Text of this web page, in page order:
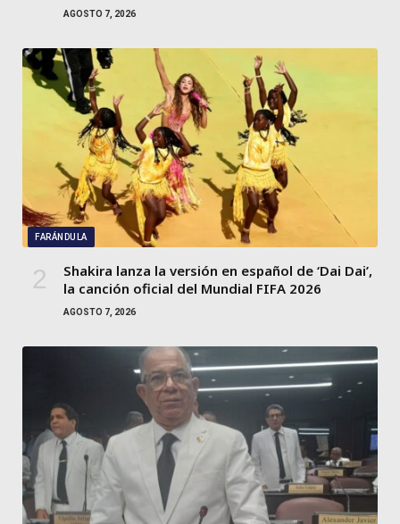
AGOSTO 7, 2026
FARÁNDULA
Shakira lanza la versión en español de ‘Dai Dai’,
la canción oficial del Mundial FIFA 2026
AGOSTO 7, 2026